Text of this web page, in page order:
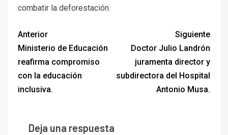
combatir la deforestación.
Anterior
Ministerio de Educación
reafirma compromiso
con la educación
inclusiva.
Siguiente
Doctor Julio Landrón
juramenta director y
subdirectora del Hospital
Antonio Musa.
Deja una respuesta